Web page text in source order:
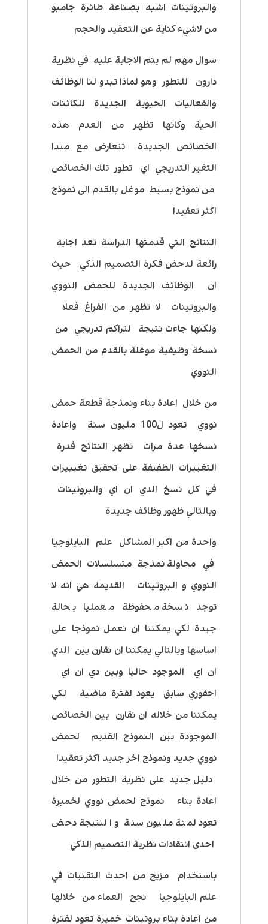
والبروتينات اشبه بصناعة طائرة جامبو
من لاشيء كناية عن التعقيد والحجم
سوال مهم لم يتم الاجابة عليه في نظرية
دارون للتطور وهو لماذا تبدو لنا الوظائف
والفعاليات الحيوية الجديدة للكائنات
الحية وكانها تظهر من العدم هذه
الخصائص الجديدة تتعارض مع مبدا
التغير التدريجي اي تطور تلك الخصائص
من نموذج بسيط موغل بالقدم الى نموذج
اكثر تعقيدا
النتائج التي قدمتها الدراسة تعد اجابة
رائعة لدحض فكرة التصميم الذكي حيث
ان الوظائف الجديدة للحمض النووي
والبروتينات لا تظهر من الفراغ فعلا
ولكنها جاءت نتيجة لتراكم تدريجي من
نسخة وظيفية موغلة بالقدم من الحمض
النووي
من خلال اعادة بناء ونمذجة قطعة حمض
نووي تعود ل100 مليون سنة واعادة
نسخها عدة مرات تظهر النتائج قدرة
التغييرات الطفيفة على تحقيق تغيييرات
في كل نسخ الدي ان اي والبروتينات
وبالتالي ظهور وظائف جديدة
واحدة من اكبر المشاكل علم البايلوجيا
في محاولة نمذجة متسلسلات الحمض
النووي و البروتينات القديمة هي انه لا
توجد نسخة محفوظة معمليا بحالة
جيدة لكي يمكننا ان نعمل نموذجا على
اساسها وبالتالي يمكننا ان نقارن بين الدي
ان اي الموجود حاليا وبين دي ان اي
احفوري سابق يعود لفترة ماضية لكي
يمكننا من خلاله ان نقارن بين الخصائص
الموجودة بين النموذج القديم لحمض
نووي جديد ونموذج اخر جديد اكثر تعقيدا
دليل جديد على نظرية التطور من خلال
اعادة بناء نموذج لحمض نووي لخميرة
تعود لمئة مليون سنة والنتيجة دحض
احدى انتقادات نظرية التصميم الذكي
باستخدام مزيج من احدث التقنيات في
علم البايلوجيا نجح العماء من خلالها
من اعادة بناء بروتينات خميرة تعود لفترة